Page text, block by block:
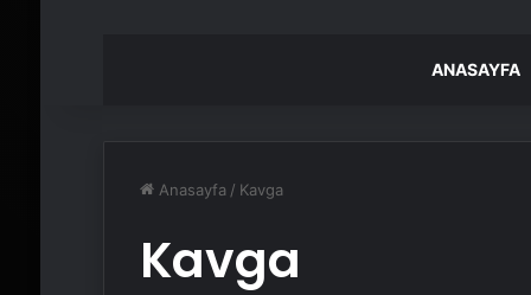
ANASAYFA
Anasayfa / Kavga
Kavga